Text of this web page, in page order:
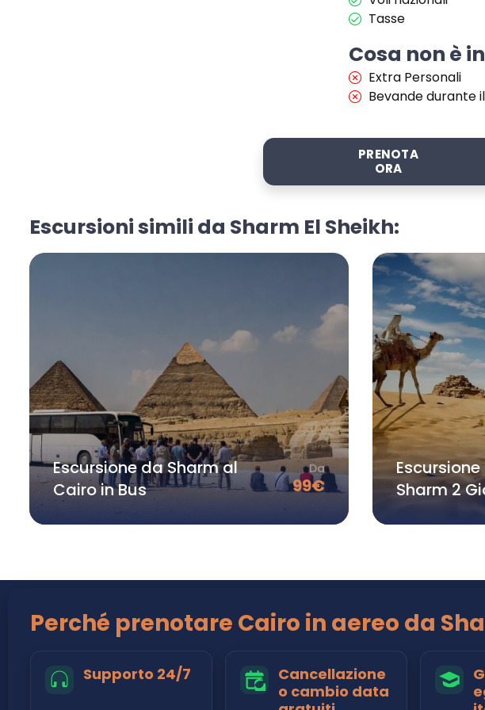
Tasse
Cosa non è
Extra Personali
Bevande durante
PRENOTA
ORA
Escursioni simili da Sharm El Sheikh:
Escursione da Sharm al
Cairo in Bus
Da
99€
Sharm 2
Perché prenotare Cairo in aereo da
Supporto 24/7
Cancellazione
o cambio data